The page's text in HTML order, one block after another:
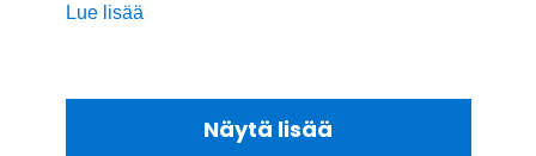
Lue lisää
Näytä lisää